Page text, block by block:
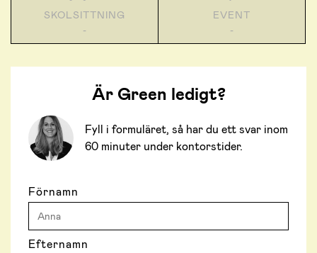
Är Green ledigt?
Fyll i formuläret, så har du ett svar inom
60 minuter under kontorstider.
Förnamn
Efternamn
SKOLSITTNING
-
EVENT
-